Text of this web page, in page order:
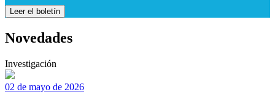
Leer el boletín
Novedades
Investigación
02 de mayo de 2026